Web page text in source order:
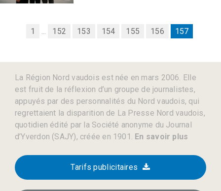
1 ... 152 153 154 155 156 157
La Région Nord vaudois est née en mars 2006. Elle
est fruit de la réflexion d’un groupe de journalistes,
appuyés par des personnalités du Nord vaudois, qui
regrettaient la disparition de La Presse Nord vaudois,
quotidien édité par la Société anonyme du Journal
d’Yverdon (SAJY), créée en 1901. En savoir plus
Tarifs publicitaires